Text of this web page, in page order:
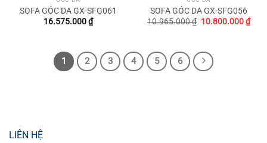
SOFA GÓC DA GX-SFG061
16.575.000₫
SOFA GÓC DA GX-SFG056
10.965.000₫ Original
10.800.000₫
1 2 3 4 5 6
LIÊN HỆ